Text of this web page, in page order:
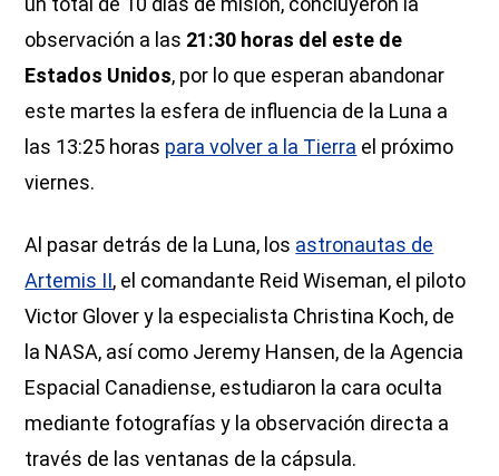
observación a las 21:30 horas del este de
Estados Unidos, por lo que esperan abandonar
este martes la esfera de influencia de la Luna a
las 13:25 horas para volver a la Tierra el próximo
viernes.
Al pasar detrás de la Luna, los astronautas de
Artemis II, el comandante Reid Wiseman, el piloto
Victor Glover y la especialista Christina Koch, de
la NASA, así como Jeremy Hansen, de la Agencia
Espacial Canadiense, estudiaron la cara oculta
mediante fotografías y la observación directa a
través de las ventanas de la cápsula.